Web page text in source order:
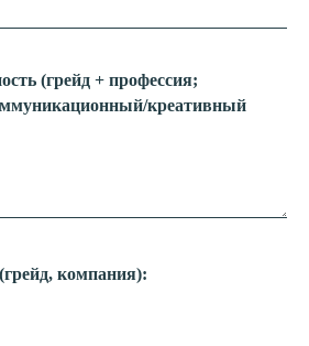
(грейд + профессия;
креативный
компания):